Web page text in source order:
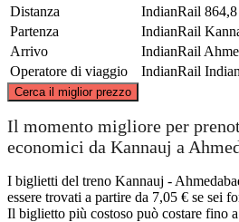
Distanza
IndianRail
Partenza
IndianRail
Arrivo
IndianRail
Operatore di viaggio
IndianRail
Cerca il miglior prezzo
©
Il momento migliore per
economici da Kannauj a
I biglietti del treno Kannauj -
essere trovati a partire da 7,05 € se sei
Il biglietto più costoso può costare fino